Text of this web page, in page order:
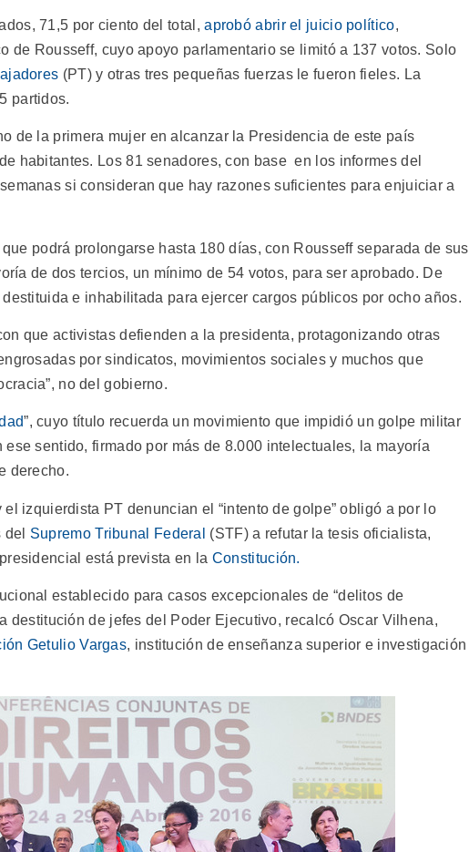
71,5 por ciento del total,aprobó abrir el juicio político,
de Rousseff, cuyo apoyo parlamentario se limitó a 137 votos. Solo
(PT) y otras tres pequeñas fuerzas le fueron fieles. La
partidos.
de la primera mujer en alcanzar la Presidencia de este país
habitantes. Los 81 senadores, con base en los informes del
si consideran que hay razones suficientes para enjuiciar a
podrá prolongarse hasta 180 días, con Rousseff separada de sus
de dos tercios, un mínimo de 54 votos, para ser aprobado. De
e inhabilitada para ejercer cargos públicos por ocho años.
que activistas defienden a la presidenta, protagonizando otras
por sindicatos, movimientos sociales y muchos que
no del gobierno.
”, cuyo título recuerda un movimiento que impidió un golpe militar
sentido, firmado por más de 8.000 intelectuales, la mayoría
derecho.
izquierdista PT denuncian el “intento de golpe” obligó a por lo
Supremo Tribunal Federal
(STF) a refutar la tesis oficialista,
está prevista en la Constitución.
establecido para casos excepcionales de “delitos de
destitución de jefes del Poder Ejecutivo, recalcó Oscar Vilhena,
Getulio Vargas, institución de enseñanza superior e investigación